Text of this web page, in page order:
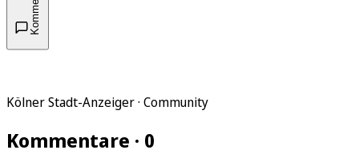
Kölner Stadt-Anzeiger · Community
Kommentare · 0